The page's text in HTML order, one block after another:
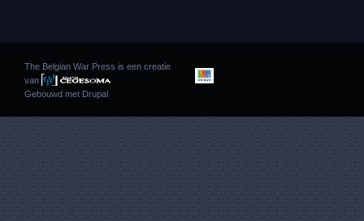
The Belgian War Press is een creatie
van
Gebouwd met Drupal